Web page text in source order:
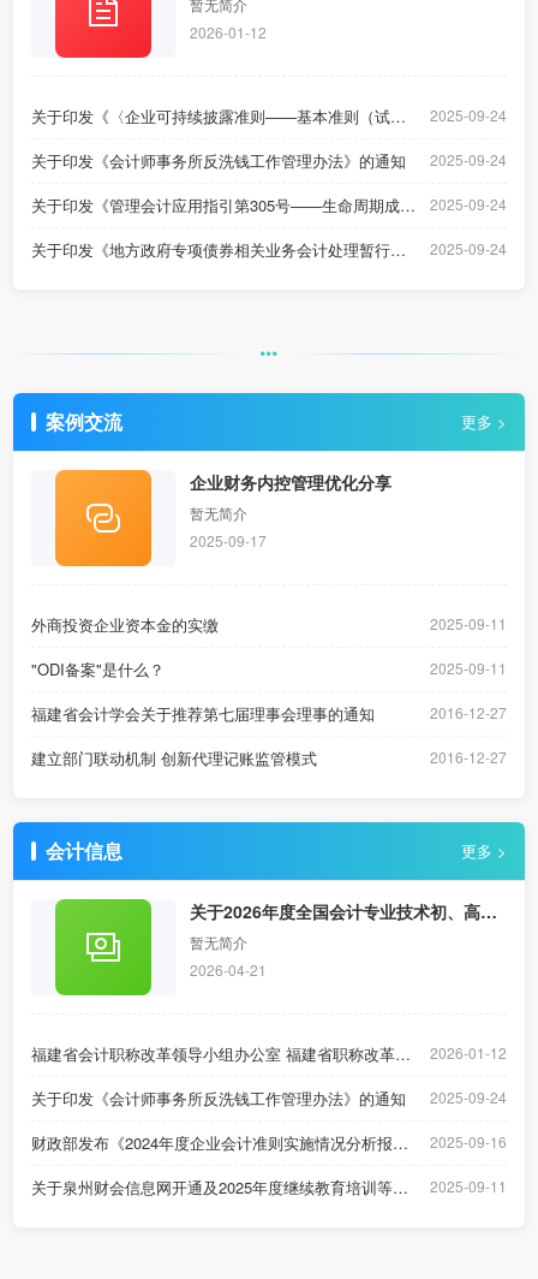
暂无简介
2026-01-12
关于印发《〈企业可持续披露准则——基本准则（试行）〉应用指南》的通知 2025-09-24
关于印发《会计师事务所反洗钱工作管理办法》的通知 2025-09-24
关于印发《管理会计应用指引第305号——生命周期成本法》和《管理会计应用指引第406号——标杆管理》的通知 2025-09-24
关于印发《地方政府专项债券相关业务会计处理暂行规定》的通知 2025-09-24
案例交流 更多 >
企业财务内控管理优化分享
暂无简介
2025-09-17
外商投资企业资本金的实缴 2025-09-11
"ODI备案"是什么？ 2025-09-11
福建省会计学会关于推荐第七届理事会理事的通知 2016-12-27
建立部门联动机制 创新代理记账监管模式 2016-12-27
会计信息 更多 >
关于2026年度全国会计专业技术初、高级
资格考试（福建考区）准考证打印的通知
暂无简介
2026-04-21
福建省会计职称改革领导小组办公室 福建省职称改革工作办公室关于公示2025年正高级会计师职务任职资格评审结果的公告 2026-01-12
关于印发《会计师事务所反洗钱工作管理办法》的通知 2025-09-24
财政部发布《2024年度企业会计准则实施情况分析报告》 2025-09-16
关于泉州财会信息网开通及2025年度继续教育培训等有关事项的通知 2025-09-11